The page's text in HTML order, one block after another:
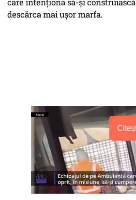
care intenţiona să-şi
descărca mai uşor marfa.